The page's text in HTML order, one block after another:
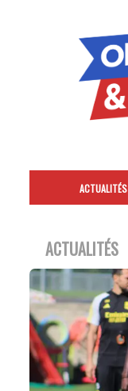
ACTUALITÉS
ACTUALITÉS